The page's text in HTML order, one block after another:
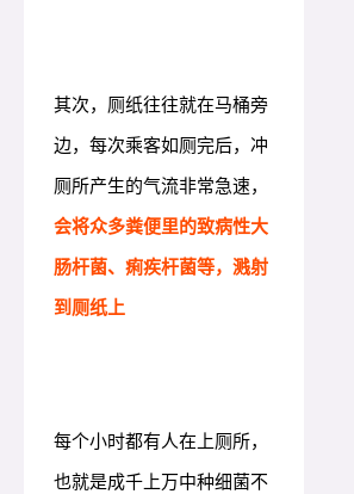
其次，厕纸往往就在马桶旁
边，每次乘客如厕完后，冲
厕所产生的气流非常急速，
会将众多粪便里的致病性大
肠杆菌、痢疾杆菌等，溅射
到厕纸上
每个小时都有人在上厕所，
也就是成千上万中种细菌不